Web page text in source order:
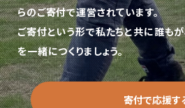
らのご寄付で運営されています。
ご寄付という形で私たちと共に誰も
を一緒につくりましょう。
寄付で応援す